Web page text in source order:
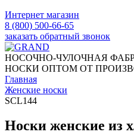
Интернет магазин
8 (800) 500-66-65
заказать обратный звонок
НОСОЧНО-ЧУЛОЧНАЯ
НОСКИ ОПТОМ ОТ
Главная
Женские носки
SCL144
Носки женские из